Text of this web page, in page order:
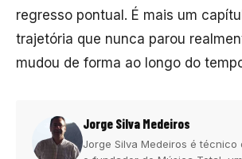
regresso pontual. É mais um
trajetória que nunca parou
mudou de forma ao longo do
Jorge Silva Medeiros
Jorge Silva Medeiros é técnico